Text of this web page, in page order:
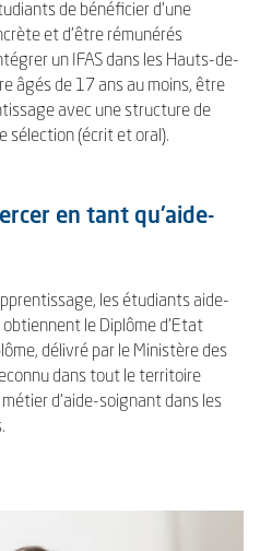
de bénéficier d'une
et d'être rémunérés
un IFAS dans les Hauts-de-
âgés de 17 ans au moins, être
avec une structure de
sélection (écrit et oral).
en tant qu'aide-
les étudiants aide-
le Diplôme d'Etat
délivré par le Ministère des
dans tout le territoire
d'aide-soignant dans les